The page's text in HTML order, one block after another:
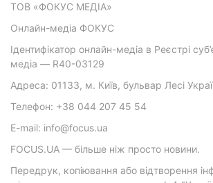
ТОВ «ФОКУС МЕДІА»
Онлайн-медіа ФОКУС
Ідентифікатор онлайн-медіа в Реєстрі
медіа — R40-03129
Адреса: 01133, м. Київ, бульвар Лесі
Телефон: +38 044 207 45 54
E-mail: info@focus.ua
FOCUS.UA — більше ніж просто новини.
Передрук, копіювання або відтворення